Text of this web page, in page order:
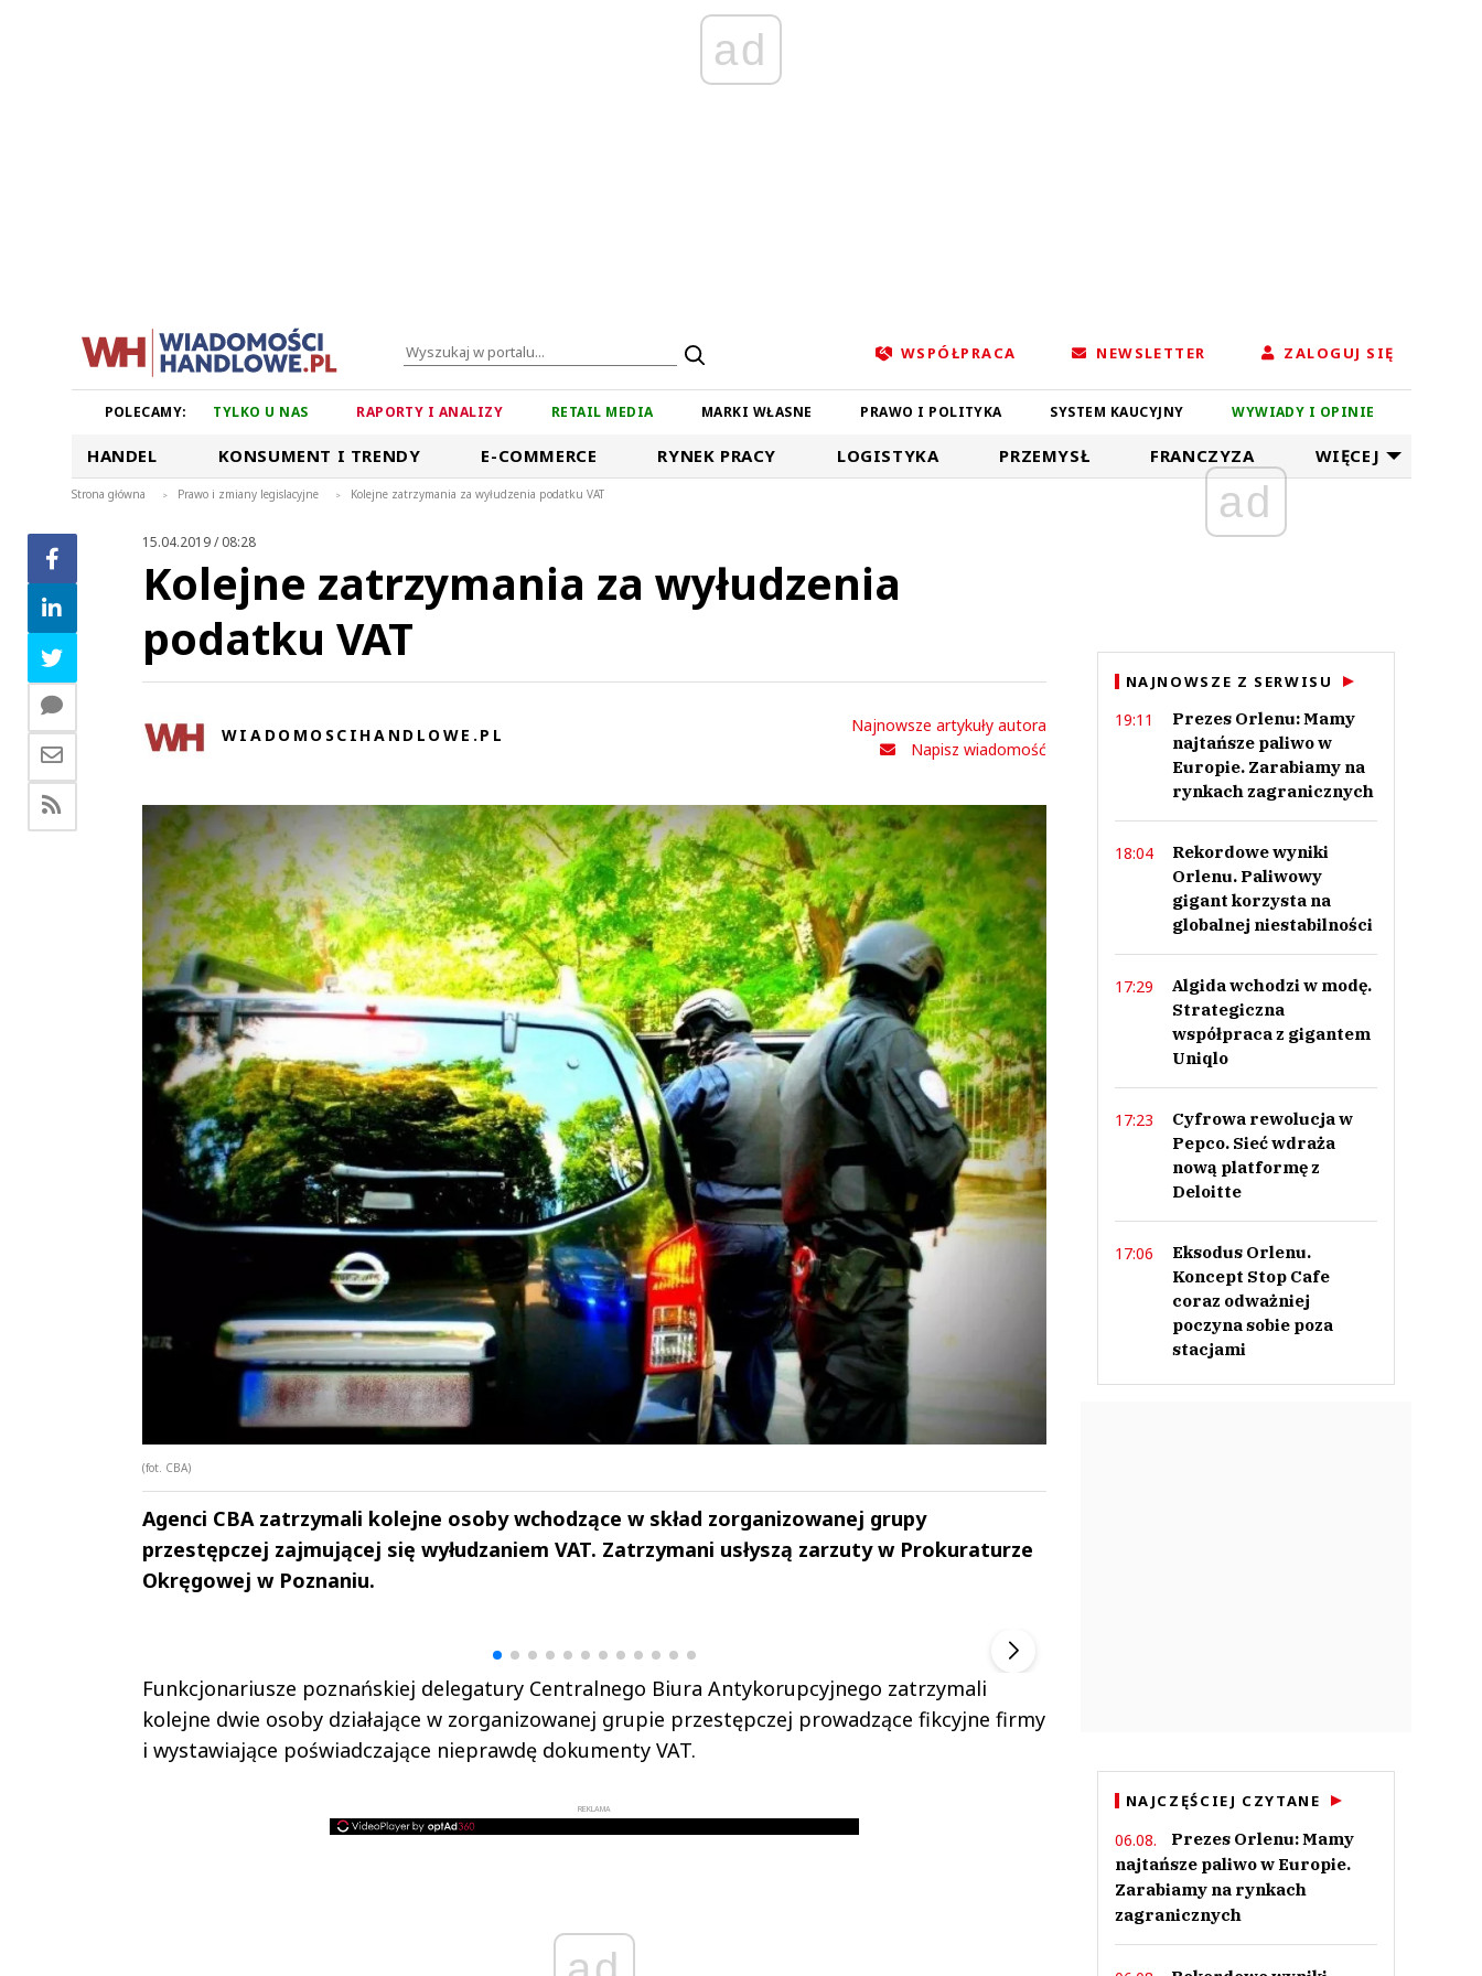
ad
WSPÓŁPRACA NEWSLETTER ZALOGUJ SIĘ
POLECAMY: TYLKO U NAS RAPORTY I ANALIZY RETAIL MEDIA MARKI WŁASNE PRAWO I POLITYKA SYSTEM KAUCYJNY WYWIADY I OPINIE
HANDEL KONSUMENT I TRENDY E-COMMERCE RYNEK PRACY LOGISTYKA PRZEMYSŁ FRANCZYZA WIĘCEJ
Strona główna > Prawo i zmiany legislacyjne > Kolejne zatrzymania za wyłudzenia podatku VAT
15.04.2019 / 08:28
Kolejne zatrzymania za wyłudzenia
podatku VAT
WIADOMOSCIHANDLOWE.PL
Najnowsze artykuły autora
Napisz wiadomość
(fot. CBA)
Agenci CBA zatrzymali kolejne osoby wchodzące w skład zorganizowanej grupy
przestępczej zajmującej się wyłudzaniem VAT. Zatrzymani usłyszą zarzuty w Prokuraturze
Okręgowej w Poznaniu.
Funkcjonariusze poznańskiej delegatury Centralnego Biura Antykorupcyjnego zatrzymali
kolejne dwie osoby działające w zorganizowanej grupie przestępczej prowadzące fikcyjne firmy
i wystawiające poświadczające nieprawdę dokumenty VAT.
REKLAMA
Andrzej i Marta
Sterniccy
ad
NAJNOWSZE Z SERWISU
19:11
Prezes Orlenu: Mamy
najtańsze paliwo w
Europie. Zarabiamy na
rynkach zagranicznych
18:04
Rekordowe wyniki
Orlenu. Paliwowy
gigant korzysta na
globalnej niestabilności
17:29
Algida wchodzi w modę.
Strategiczna
współpraca z gigantem
Uniqlo
17:23
Cyfrowa rewolucja w
Pepco. Sieć wdraża
nową platformę z
Deloitte
17:06
Eksodus Orlenu.
Koncept Stop Cafe
coraz odważniej
poczyna sobie poza
stacjami
NAJCZĘŚCIEJ CZYTANE
06.08.
Prezes Orlenu: Mamy
najtańsze paliwo w Europie.
Zarabiamy na rynkach
zagranicznych